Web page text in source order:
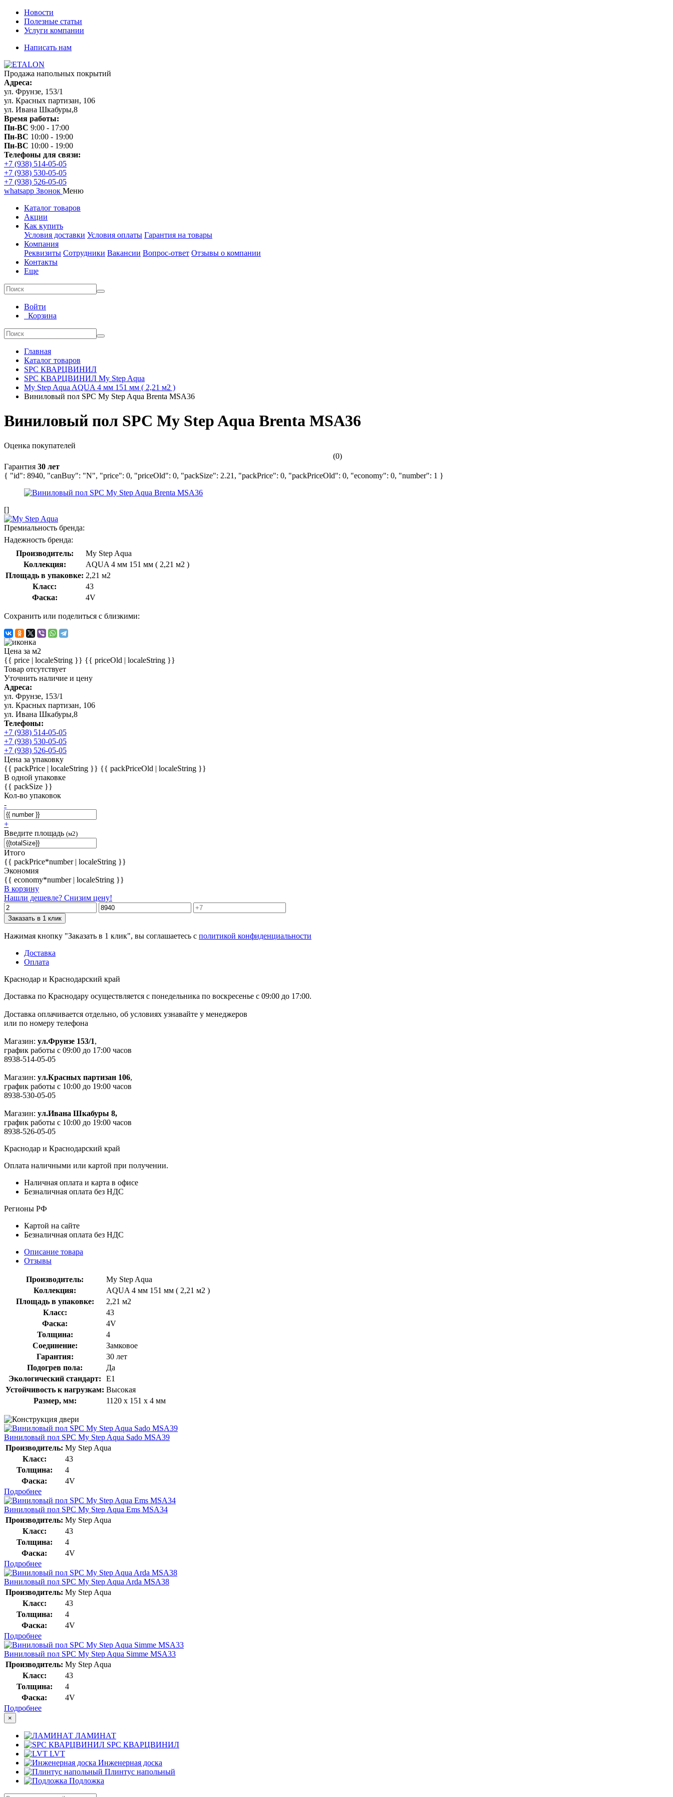
Новости
Полезные статьи
Услуги компании
Написать нам
Продажа напольных покрытий
Адреса:
ул. Фрунзе, 153/1
ул. Красных партизан, 106
ул. Ивана Шкабуры,8
Время работы:
Пн-ВС 9:00 - 17:00
Пн-ВС 10:00 - 19:00
Пн-ВС 10:00 - 19:00
Телефоны для связи:
+7 (938) 514-05-05
+7 (938) 530-05-05
+7 (938) 526-05-05
whatsapp Звонок Меню
Каталог товаров
Акции
Как купить
Условия доставки Условия оплаты Гарантия на товары
Компания
Реквизиты Сотрудники Вакансии Вопрос-ответ Отзывы о компании
Контакты
Еще
Войти
Корзина
Главная
Каталог товаров
SPC КВАРЦВИНИЛ
SPC КВАРЦВИНИЛ My Step Aqua
My Step Aqua AQUA 4 мм 151 мм ( 2,21 м2 )
Виниловый пол SPC My Step Aqua Brenta MSA36
Виниловый пол SPC My Step Aqua Brenta MSA36
Оценка покупателей
(0)
Гарантия 30 лет
{ "id": 8940, "canBuy": "N", "price": 0, "priceOld": 0, "packSize": 2.21, "packPrice": 0, "packPriceOld": 0, "economy": 0, "number": 1 }
[]
Премиальность бренда:
Надежность бренда:
Производитель:
My Step Aqua
Коллекция:
AQUA 4 мм 151 мм ( 2,21 м2 )
Площадь в упаковке: 2,21 м2
Класс:
43
Фаска:
4V
Сохранить или поделиться с близкими:
Цена за м2
{{ price | localeString }} {{ priceOld | localeString }}
Товар отсутствует
Уточнить наличие и цену
Адреса:
ул. Фрунзе, 153/1
ул. Красных партизан, 106
ул. Ивана Шкабуры,8
Телефоны:
+7 (938) 514-05-05
+7 (938) 530-05-05
+7 (938) 526-05-05
Цена за упаковку
{{ packPrice | localeString }} {{ packPriceOld | localeString }}
В одной упаковке
{{ packSize }}
Кол-во упаковок
-
+
Введите площадь (м2)
Итого
{{ packPrice*number | localeString }}
Экономия
{{ economy*number | localeString }}
В корзину
Нашли дешевле? Снизим цену!
Заказать в 1 клик
Нажимая кнопку "Заказать в 1 клик", вы соглашаетесь с политикой конфиденциальности
Доставка
Оплата
Краснодар и Краснодарский край
Доставка по Краснодару осуществляется с понедельника по воскресенье с 09:00 до 17:00.
Доставка оплачивается отдельно, об условиях узнавайте у менеджеров
или по номеру телефона
Магазин: ул.Фрунзе 153/1,
график работы с 09:00 до 17:00 часов
8938-514-05-05
Магазин: ул.Красных партизан 106,
график работы с 10:00 до 19:00 часов
8938-530-05-05
Магазин: ул.Ивана Шкабуры 8,
график работы с 10:00 до 19:00 часов
8938-526-05-05
Краснодар и Краснодарский край
Оплата наличными или картой при получении.
Наличная оплата и карта в офисе
Безналичная оплата без НДС
Регионы РФ
Картой на сайте
Безналичная оплата без НДС
Описание товара
Отзывы
Производитель:
My Step Aqua
Коллекция:
AQUA 4 мм 151 мм ( 2,21 м2 )
Площадь в упаковке:
2,21 м2
Класс:
43
Фаска:
4V
Толщина:
4
Соединение:
Замковое
Гарантия:
30 лет
Подогрев пола:
Да
Экологический стандарт:
E1
Устойчивость к нагрузкам: Высокая
Размер, мм:
1120 х 151 х 4 мм
Виниловый пол SPC My Step Aqua Sado MSA39
Производитель: My Step Aqua
Класс:
43
Толщина:
4
Фаска:
4V
Подробнее
Виниловый пол SPC My Step Aqua Ems MSA34
Производитель: My Step Aqua
Класс:
43
Толщина:
4
Фаска:
4V
Подробнее
Виниловый пол SPC My Step Aqua Arda MSA38
Производитель: My Step Aqua
Класс:
43
Толщина:
4
Фаска:
4V
Подробнее
Виниловый пол SPC My Step Aqua Simme MSA33
Производитель: My Step Aqua
Класс:
43
Толщина:
4
Фаска:
4V
Подробнее
×
ЛАМИНАТ
SPC КВАРЦВИНИЛ
LVT
Инженерная доска
Плинтус напольный
Подложка